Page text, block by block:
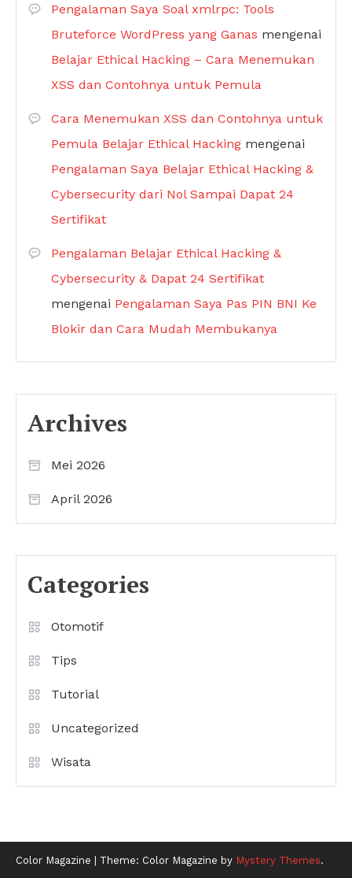
Pengalaman Saya Soal xmlrpc: Tools
Bruteforce WordPress yang Ganas mengenai
Belajar Ethical Hacking – Cara Menemukan
XSS dan Contohnya untuk Pemula
Cara Menemukan XSS dan Contohnya untuk
Pemula Belajar Ethical Hacking mengenai
Pengalaman Saya Belajar Ethical Hacking &
Cybersecurity dari Nol Sampai Dapat 24
Sertifikat
Pengalaman Belajar Ethical Hacking &
Cybersecurity & Dapat 24 Sertifikat
mengenai Pengalaman Saya Pas PIN BNI Ke
Blokir dan Cara Mudah Membukanya
Archives
Mei 2026
April 2026
Categories
Otomotif
Tips
Tutorial
Uncategorized
Wisata
Color Magazine | Theme: Color Magazine by Mystery Themes.